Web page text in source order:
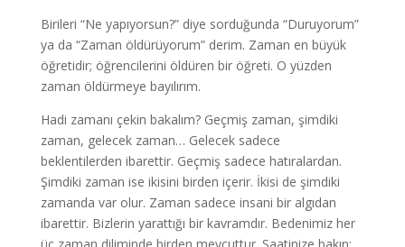
Birileri “Ne yapıyorsun?” diye sorduğunda “Duruyorum”
ya da “Zaman öldürüyorum” derim. Zaman en büyük
öğretidir; öğrencilerini öldüren bir öğreti. O yüzden
zaman öldürmeye bayılırım.
Hadi zamanı çekin bakalım? Geçmiş zaman, şimdiki
zaman, gelecek zaman… Gelecek sadece
beklentilerden ibarettir. Geçmiş sadece hatıralardan.
Şimdiki zaman ise ikisini birden içerir. İkisi de şimdiki
zamanda var olur. Zaman sadece insani bir algıdan
ibarettir. Bizlerin yarattığı bir kavramdır. Bedenimiz her